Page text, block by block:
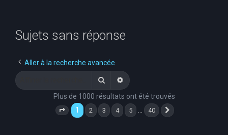
Sujets sans réponse
Aller à la recherche avancée
RechercherRecherche avancée
Plus de 1000 résultats ont été trouvés
Page 1 sur 40
1 2 3 4 5 … 40